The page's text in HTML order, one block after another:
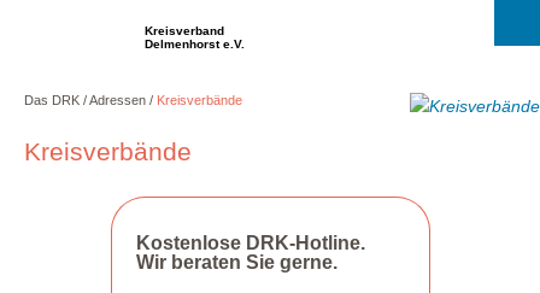
Kreisverband
Delmenhorst e.V.
Das DRK Adressen Kreisverbände
Kreisverbände
Kostenlose DRK-Hotline.
Wir beraten Sie gerne.